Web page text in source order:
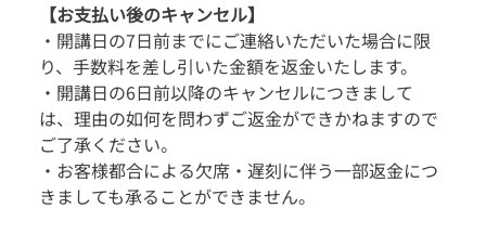
【お支払い後のキャンセル】
・開講日の7日前までにご連絡いただいた場合に限
り、手数料を差し引いた金額を返金いたします。
・開講日の6日前以降のキャンセルにつきまして
は、理由の如何を問わずご返金ができかねますので
ご了承ください。
・お客様都合による欠席・遅刻に伴う一部返金につ
きましても承ることができません。